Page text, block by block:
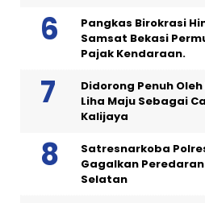
Pangkas Birokrasi
Samsat Bekasi
Pajak Kendaraan.
Didorong Penuh
Liha Maju Sebagai
Kalijaya
Satresnarkoba
Gagalkan
Selatan